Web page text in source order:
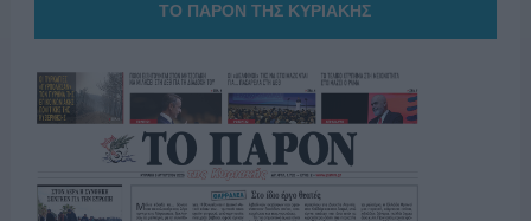
ΤΟ ΠΑΡΟΝ ΤΗΣ ΚΥΡΙΑΚΗΣ